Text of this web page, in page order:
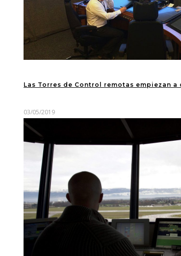
Las Torres de Control remotas empiezan a
03/05/2019